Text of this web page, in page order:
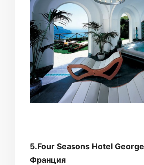
5.Four Seasons Hotel
Франция